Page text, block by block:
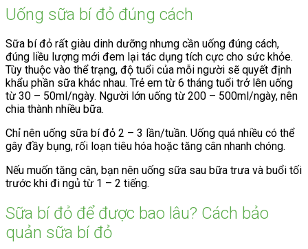
Uống sữa bí đỏ đúng cách
Sữa bí đỏ rất giàu dinh dưỡng nhưng cần uống đúng cách,
đúng liều lượng mới đem lại tác dụng tích cực cho sức khỏe.
Tùy thuộc vào thể trạng, độ tuổi của mỗi người sẽ quyết định
khẩu phần sữa khác nhau. Trẻ em từ 6 tháng tuổi trở lên uống
từ 30 – 50ml/ngày. Người lớn uống từ 200 – 500ml/ngày, nên
chia thành nhiều bữa.
Chỉ nên uống sữa bí đỏ 2 – 3 lần/tuần. Uống quá nhiều có thể
gây đầy bụng, rối loạn tiêu hóa hoặc tăng cân nhanh chóng.
Nếu muốn tăng cân, bạn nên uống sữa sau bữa trưa và buổi tối
trước khi đi ngủ từ 1 – 2 tiếng.
Sữa bí đỏ để được bao lâu? Cách bảo
quản sữa bí đỏ